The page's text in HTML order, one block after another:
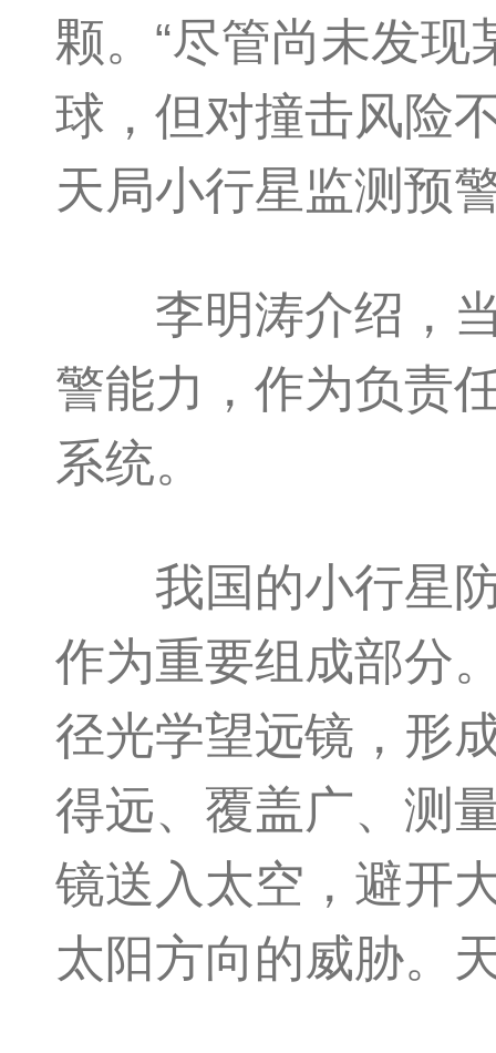
颗。“尽管尚未发
球，但对撞击风险
天局小行星监测预
李明涛介绍，当
警能力，作为负责
系统。
我国的小行星防
作为重要组成部分
径光学望远镜，形
得远、覆盖广、测
镜送入太空，避开
太阳方向的威胁。